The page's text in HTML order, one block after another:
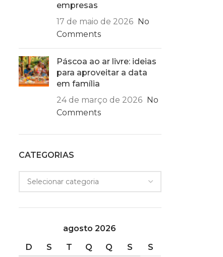
empresas
17 de maio de 2026 No
Comments
Páscoa ao ar livre: ideias
para aproveitar a data
em família
24 de março de 2026 No
Comments
CATEGORIAS
agosto 2026
D
S T Q Q S S